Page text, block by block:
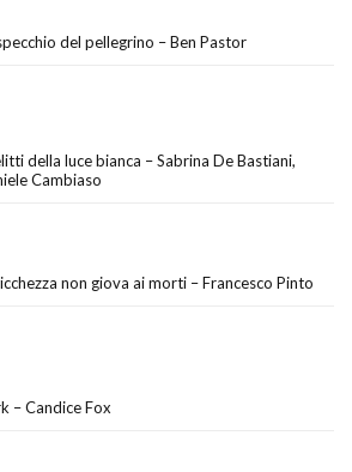
del pellegrino – Ben Pastor
della luce bianca – Sabrina De Bastiani,
Cambiaso
non giova ai morti – Francesco Pinto
– Candice Fox